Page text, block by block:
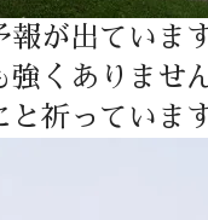
報が出ていま
強くありませ
と祈っていま